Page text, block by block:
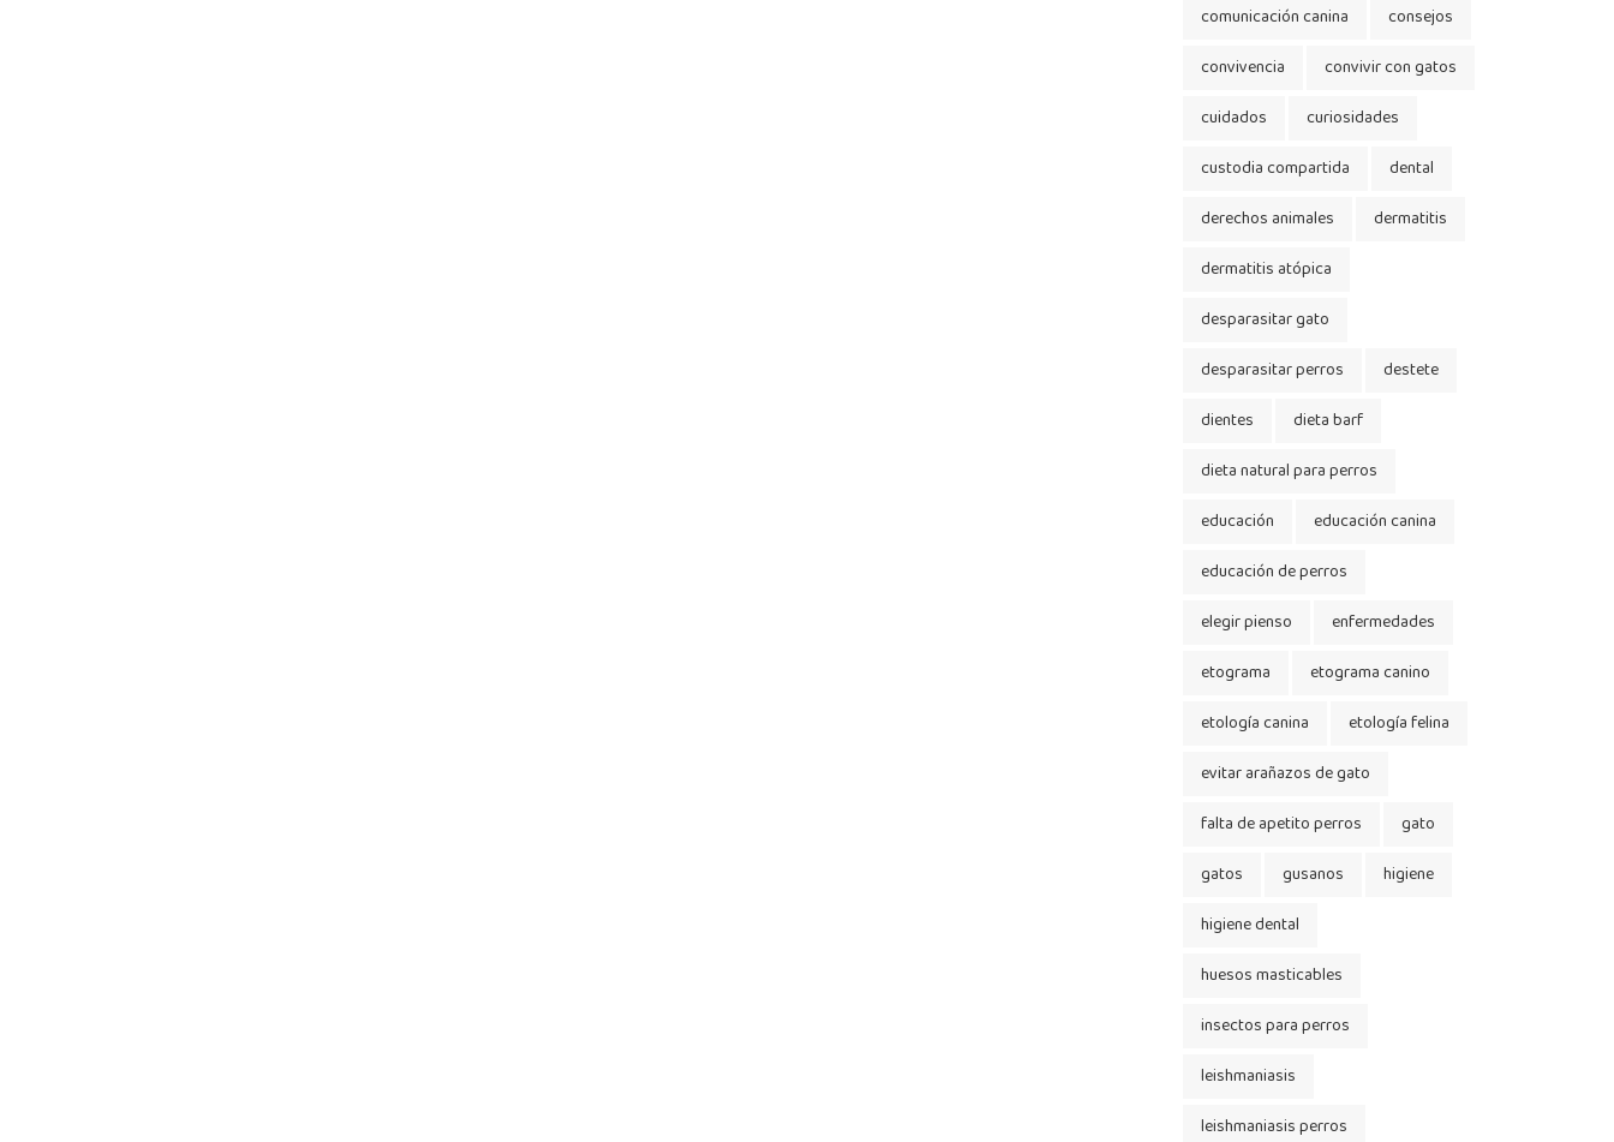
comunicación canina
consejos
convivencia
convivir con gatos
cuidados
curiosidades
custodia compartida
dental
derechos animales
dermatitis
dermatitis atópica
desparasitar gato
desparasitar perros
destete
dientes
dieta barf
dieta natural para perros
educación
educación canina
educación de perros
elegir pienso
enfermedades
etograma
etograma canino
etología canina
etología felina
evitar arañazos de gato
falta de apetito perros
gato
gatos
gusanos
higiene
higiene dental
huesos masticables
insectos para perros
leishmaniasis
leishmaniasis perros